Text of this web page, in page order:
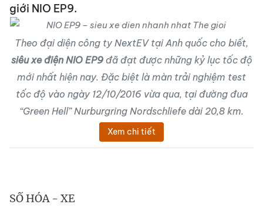
giới NIO EP9.
Theo đại diện công ty NextEV tại Anh quốc cho biết,
siêu xe điện NIO EP9đã đạt được những kỷ lục tốc độ
mới nhất hiện nay. Đặc biệt là màn trải nghiệm test
tốc độ vào ngày 12/10/2016 vừa qua, tại đường đua
“Green Hell” Nurburgring Nordschliefe dài 20,8 km.
Xem chi tiết
SỐ HÓA - XE